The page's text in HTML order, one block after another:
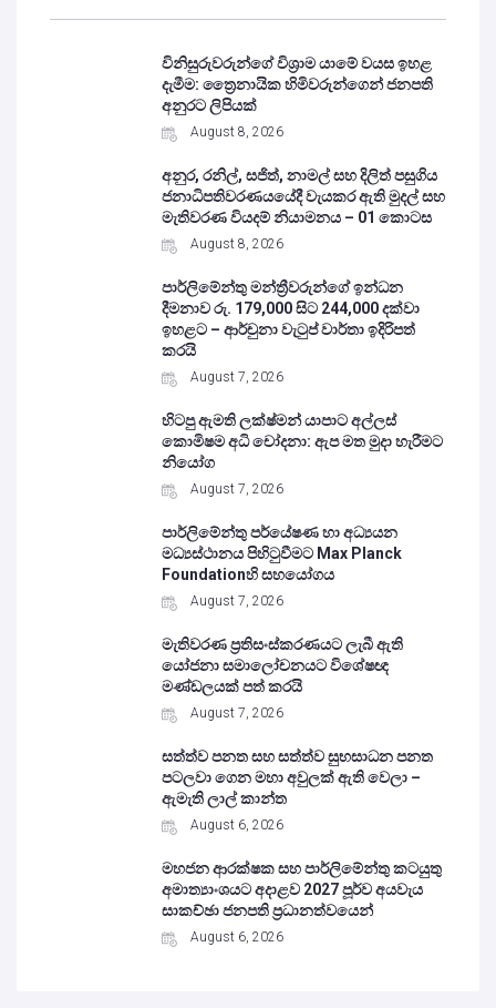
විනිසුරුවරුන්ගේ විශ්‍රාම යාමේ වයස ඉහළ
දැමීම: ත්‍රෛනායික හිමිවරුන්ගෙන් ජනපති
අනුරට ලිපියක්
August 8, 2026
අනුර, රනිල්, සජිත්, නාමල් සහ දිලිත් පසුගිය
ජනාධිපතිවරණයයේදී වැයකර ඇති මුදල් සහ
මැතිවරණ වියදම් නියාමනය – 01 කොටස
August 8, 2026
පාර්ලිමේන්තු මන්ත්‍රීවරුන්ගේ ඉන්ධන
දීමනාව රු. 179,000 සිට 244,000 දක්වා
ඉහළට – ආර්චුනා වැටුප් වාර්තා ඉදිරිපත්
කරයි
August 7, 2026
හිටපු ඇමති ලක්ෂ්මන් යාපාට අල්ලස්
කොමිෂම අධි චෝදනා: ඇප මත මුදා හැරීමට
නියෝග
August 7, 2026
පාර්ලිමේන්තු පර්යේෂණ හා අධ්‍යයන
මධ්‍යස්ථානය පිහිටුවීමට Max Planck
Foundationහි සහයෝගය
August 7, 2026
මැතිවරණ ප්‍රතිසංස්කරණයට ලැබී ඇති
යෝජනා සමාලෝචනයට විශේෂඥ
මණ්ඩලයක් පත් කරයි
August 7, 2026
සත්ත්ව පනත සහ සත්ත්ව සුභසාධන පනත
පටලවා ගෙන මහා අවුලක් ඇති වෙලා –
ඇමැති ලාල් කාන්ත
August 6, 2026
මහජන ආරක්ෂක සහ පාර්ලිමේන්තු කටයුතු
අමාත්‍යාංශයට අදාළව 2027 පූර්ව අයවැය
සාකච්ඡා ජනපති ප්‍රධානත්වයෙන්
August 6, 2026